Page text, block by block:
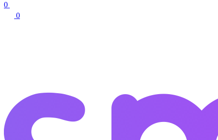
0
0